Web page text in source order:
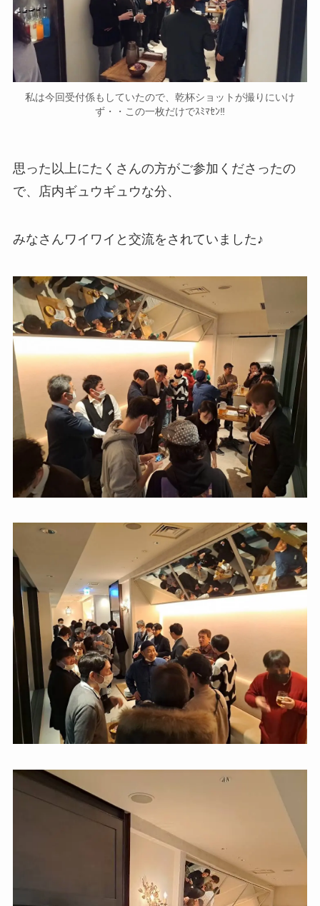
私は今回受付係もしていたので、乾杯ショットが撮りにいけ
ず・・この一枚だけでｽﾐﾏｾﾝ‼
思った以上にたくさんの方がご参加くださったの
で、店内ギュウギュウな分、
みなさんワイワイと交流をされていました♪